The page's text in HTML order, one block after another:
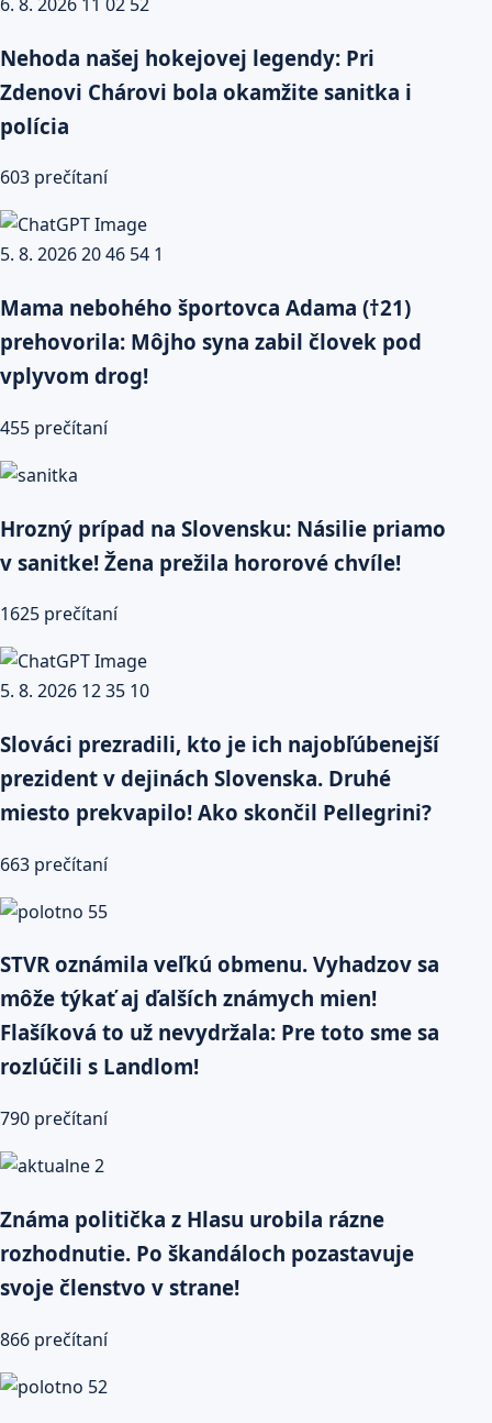
Nehoda našej hokejovej legendy: Pri
Zdenovi Chárovi bola okamžite sanitka i
polícia
603 prečítaní
Mama nebohého športovca Adama (†21)
prehovorila: Môjho syna zabil človek pod
vplyvom drog!
455 prečítaní
Hrozný prípad na Slovensku: Násilie priamo
v sanitke! Žena prežila hororové chvíle!
1625 prečítaní
Slováci prezradili, kto je ich najobľúbenejší
prezident v dejinách Slovenska. Druhé
miesto prekvapilo! Ako skončil Pellegrini?
663 prečítaní
STVR oznámila veľkú obmenu. Vyhadzov sa
môže týkať aj ďalších známych mien!
Flašíková to už nevydržala: Pre toto sme sa
rozlúčili s Landlom!
790 prečítaní
Známa politička z Hlasu urobila rázne
rozhodnutie. Po škandáloch pozastavuje
svoje členstvo v strane!
866 prečítaní